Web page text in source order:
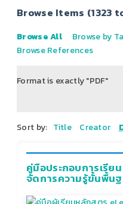
Browse Items (1323
Browse All Browse by
Browse References
Format is exactly "PDF"
Sort by: Title Creator
คู่มือประกอบการเรี
จัดการความรู้ขั้นพื้นฐ